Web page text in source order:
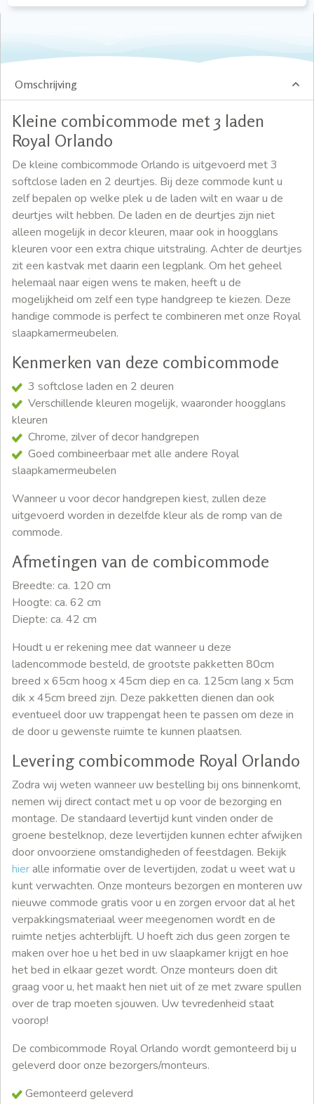
Omschrijving
Kleine combicommode met 3 laden
Royal Orlando
De kleine combicommode Orlando is uitgevoerd met 3
softclose laden en 2 deurtjes. Bij deze commode kunt u
zelf bepalen op welke plek u de laden wilt en waar u de
deurtjes wilt hebben. De laden en de deurtjes zijn niet
alleen mogelijk in decor kleuren, maar ook in hoogglans
kleuren voor een extra chique uitstraling. Achter de deurtjes
zit een kastvak met daarin een legplank. Om het geheel
helemaal naar eigen wens te maken, heeft u de
mogelijkheid om zelf een type handgreep te kiezen. Deze
handige commode is perfect te combineren met onze Royal
slaapkamermeubelen.
Kenmerken van deze combicommode
3 softclose laden en 2 deuren
Verschillende kleuren mogelijk, waaronder hoogglans
kleuren
Chrome, zilver of decor handgrepen
Goed combineerbaar met alle andere Royal
slaapkamermeubelen
Wanneer u voor decor handgrepen kiest, zullen deze
uitgevoerd worden in dezelfde kleur als de romp van de
commode.
Afmetingen van de combicommode
Breedte: ca. 120 cm
Hoogte: ca. 62 cm
Diepte: ca. 42 cm
Houdt u er rekening mee dat wanneer u deze
ladencommode besteld, de grootste pakketten 80cm
breed x 65cm hoog x 45cm diep en ca. 125cm lang x 5cm
dik x 45cm breed zijn. Deze pakketten dienen dan ook
eventueel door uw trappengat heen te passen om deze in
de door u gewenste ruimte te kunnen plaatsen.
Levering combicommode Royal Orlando
Zodra wij weten wanneer uw bestelling bij ons binnenkomt,
nemen wij direct contact met u op voor de bezorging en
montage. De standaard levertijd kunt vinden onder de
groene bestelknop, deze levertijden kunnen echter afwijken
door onvoorziene omstandigheden of feestdagen. Bekijk
hieralle informatie over de levertijden, zodat u weet wat u
kunt verwachten. Onze monteurs bezorgen en monteren uw
nieuwe commode gratis voor u en zorgen ervoor dat al het
verpakkingsmateriaal weer meegenomen wordt en de
ruimte netjes achterblijft. U hoeft zich dus geen zorgen te
maken over hoe u het bed in uw slaapkamer krijgt en hoe
het bed in elkaar gezet wordt. Onze monteurs doen dit
graag voor u, het maakt hen niet uit of ze met zware spullen
over de trap moeten sjouwen. Uw tevredenheid staat
voorop!
De combicommode Royal Orlando wordt gemonteerd bij u
geleverd door onze bezorgers/monteurs.
Gemonteerd geleverd